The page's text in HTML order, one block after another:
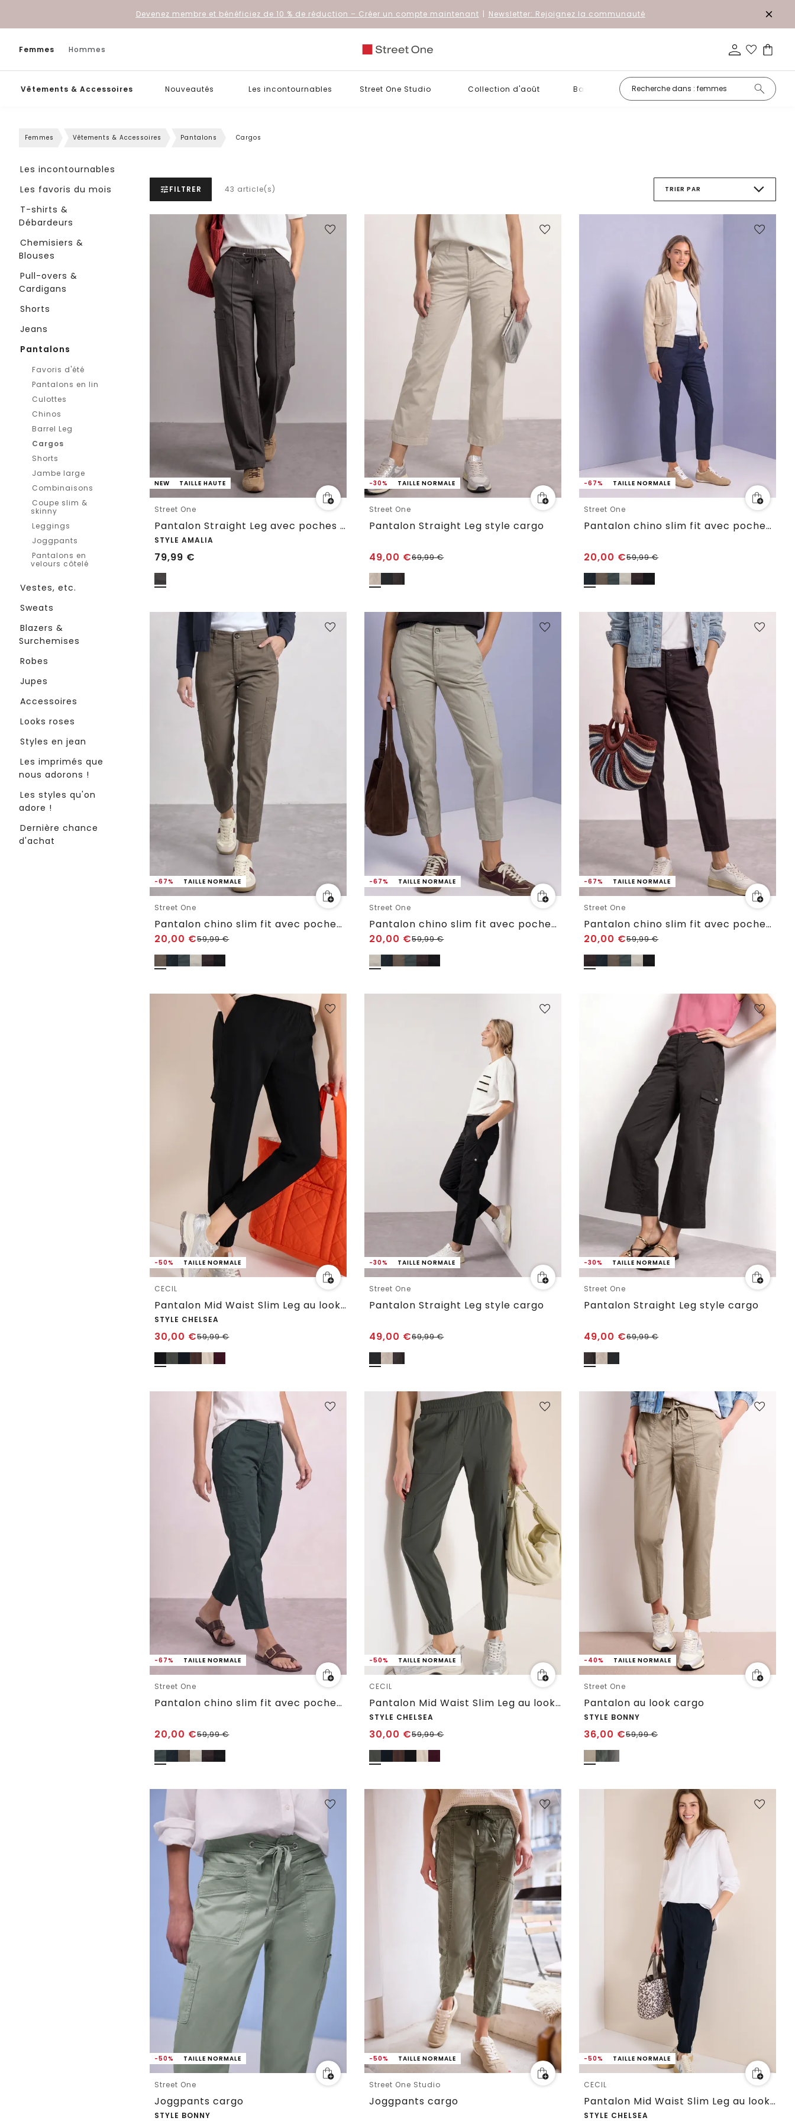
Devenez membre et bénéficiez de 10 % de réduction – Créer un compte maintenant | Newsletter: Rejoignez la communauté
Femmes Hommes
Vêtements & Accessoires Nouveautés Les incontournables Street One Studio Collection d'août Basiques Petits prix
Femmes Vêtements & Accessoires Pantalons Cargos
Les incontournables
Les favoris du mois
T-shirts &
Débardeurs
Chemisiers &
Blouses
Pull-overs &
Cardigans
Shorts
Jeans
Pantalons
Favoris d'été
Pantalons en lin
Culottes
Chinos
Barrel Leg
Cargos
Shorts
Jambe large
Combinaisons
Coupe slim &
skinny
Leggings
Joggpants
Pantalons en
velours côtelé
Vestes, etc.
Sweats
Blazers &
Surchemises
Robes
Jupes
Accessoires
Looks roses
Styles en jean
Les imprimés que
nous adorons !
Les styles qu'on
adore !
Dernière chance
d'achat
FILTRER 43 article(s) TRIER PAR
NEW TAILLE HAUTE
Street One
Pantalon Straight Leg avec poches cargo
STYLE AMALIA
79,99 €
-30% TAILLE NORMALE
Street One
Pantalon Straight Leg style cargo
49,00 €69,99€
-67% TAILLE NORMALE
Street One
Pantalon chino slim fit avec poches cargo
20,00 €59,99€
-67% TAILLE NORMALE
Street One
Pantalon chino slim fit avec poches cargo
20,00 €59,99€
-67% TAILLE NORMALE
Street One
Pantalon chino slim fit avec poches cargo
20,00 €59,99€
-67% TAILLE NORMALE
Street One
Pantalon chino slim fit avec poches cargo
20,00 €59,99€
-50% TAILLE NORMALE
CECIL
Pantalon Mid Waist Slim Leg au look cargo
STYLE CHELSEA
30,00 €59,99€
-30% TAILLE NORMALE
Street One
Pantalon Straight Leg style cargo
49,00 €69,99€
-30% TAILLE NORMALE
Street One
Pantalon Straight Leg style cargo
49,00 €69,99€
-67% TAILLE NORMALE
Street One
Pantalon chino slim fit avec poches cargo
20,00 €59,99€
-50% TAILLE NORMALE
CECIL
Pantalon Mid Waist Slim Leg au look cargo
STYLE CHELSEA
30,00 €59,99€
-40% TAILLE NORMALE
Street One
Pantalon au look cargo
STYLE BONNY
36,00 €59,99€
-50% TAILLE NORMALE
Street One
Joggpants cargo
STYLE BONNY
-50% TAILLE NORMALE
Street One Studio
Joggpants cargo
-50% TAILLE NORMALE
CECIL
Pantalon Mid Waist Slim Leg au look cargo
STYLE CHELSEA